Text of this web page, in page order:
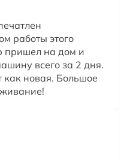
работы этого
пришел на дом и
всего за 2 дня.
как новая. Большое